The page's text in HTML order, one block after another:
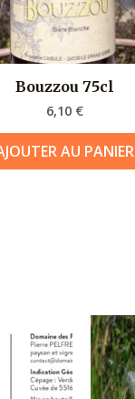
Bouzzou 75cl
6,10 €
AU PANIER